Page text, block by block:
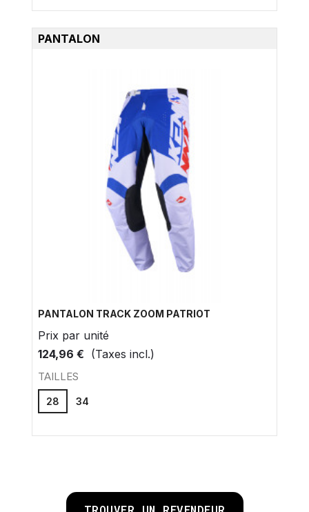
PANTALON
PANTALON TRACK ZOOM PATRIOT
Prix ​​par unité
124,96 € (Taxes incl.)
TAILLES
28 34